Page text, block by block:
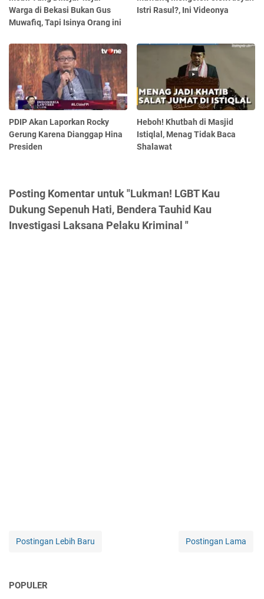
Warga di Bekasi Bukan Gus
Muwafiq, Tapi Isinya Orang ini
Istri Rasul?, Ini Videonya
PDIP Akan Laporkan Rocky
Gerung Karena Dianggap Hina
Presiden
Heboh! Khutbah di Masjid
Istiqlal, Menag Tidak Baca
Shalawat
Posting Komentar untuk "Lukman! LGBT Kau
Dukung Sepenuh Hati, Bendera Tauhid Kau
Investigasi Laksana Pelaku Kriminal "
Postingan Lebih Baru Postingan Lama
POPULER